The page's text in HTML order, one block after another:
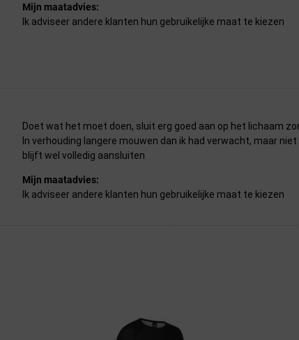
Mijn maatadvies:
Ik adviseer andere klanten hun gebruikelijke maat te kiezen
Doet wat het moet doen, sluit erg goed aan op het lichaam
In verhouding langere mouwen dan ik had verwacht, maar
blijft wel volledig aansluiten
Mijn maatadvies:
Ik adviseer andere klanten hun gebruikelijke maat te kiezen